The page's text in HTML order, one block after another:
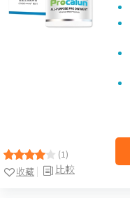
(1)
比較
收藏